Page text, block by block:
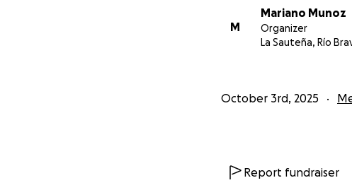
M
Mariano Munoz
Organizer
La Sauteña, Río
October 3rd, 2025
Report fundraiser